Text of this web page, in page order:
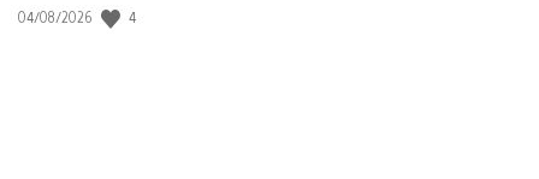
Date
04/08/2026 4